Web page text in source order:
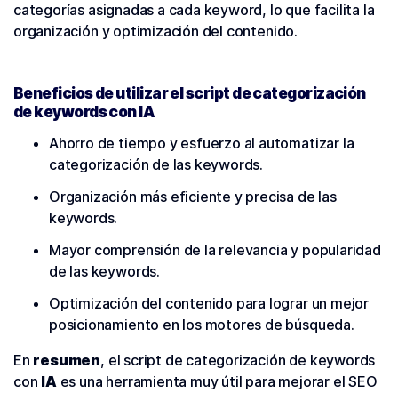
categorías asignadas a cada keyword, lo que facilita la
organización y optimización del contenido.
Beneficios de utilizar el script de categorización
de keywords con IA
Ahorro de tiempo y esfuerzo al automatizar la
categorización de las keywords.
Organización más eficiente y precisa de las
keywords.
Mayor comprensión de la relevancia y popularidad
de las keywords.
Optimización del contenido para lograr un mejor
posicionamiento en los motores de búsqueda.
En resumen, el script de categorización de keywords
con IAes una herramienta muy útil para mejorar el SEO